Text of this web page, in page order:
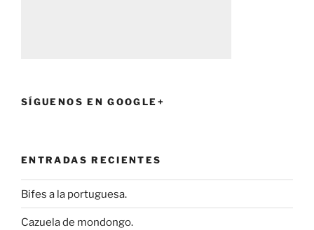
SÍGUENOS EN GOOGLE+
ENTRADAS RECIENTES
Bifes a la portuguesa.
Cazuela de mondongo.